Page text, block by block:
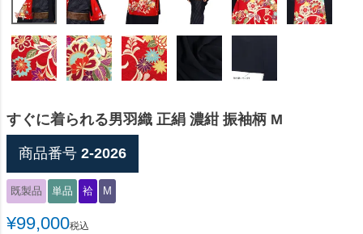
すぐに着られる男羽織 正絹 濃紺 振袖柄 M
商品番号 2-2026
既製品 単品 袷 M
¥99,000税込